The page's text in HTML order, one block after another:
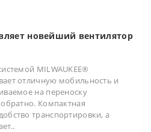
новейший вентилятор
MILWAUKEE®
отличную мобильность и
на переноску
Компактная
транспортировки, а